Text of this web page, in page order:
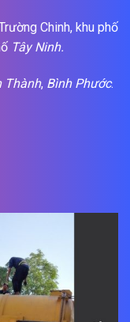
Chinh, khu phố
Tây Ninh.
Thành, Bình Phước.